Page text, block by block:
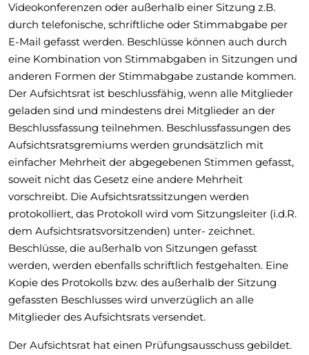
Videokonferenzen oder außerhalb einer Sitzung z.B.
durch telefonische, schriftliche oder Stimmabgabe per
E-Mail gefasst werden. Beschlüsse können auch durch
eine Kombination von Stimmabgaben in Sitzungen und
anderen Formen der Stimmabgabe zustande kommen.
Der Aufsichtsrat ist beschlussfähig, wenn alle Mitglieder
geladen sind und mindestens drei Mitglieder an der
Beschlussfassung teilnehmen. Beschlussfassungen des
Aufsichtsratsgremiums werden grundsätzlich mit
einfacher Mehrheit der abgegebenen Stimmen gefasst,
soweit nicht das Gesetz eine andere Mehrheit
vorschreibt. Die Aufsichtsratssitzungen werden
protokolliert, das Protokoll wird vom Sitzungsleiter (i.d.R.
dem Aufsichtsratsvorsitzenden) unter- zeichnet.
Beschlüsse, die außerhalb von Sitzungen gefasst
werden, werden ebenfalls schriftlich festgehalten. Eine
Kopie des Protokolls bzw. des außerhalb der Sitzung
gefassten Beschlusses wird unverzüglich an alle
Mitglieder des Aufsichtsrats versendet.
Der Aufsichtsrat hat einen Prüfungsausschuss gebildet.